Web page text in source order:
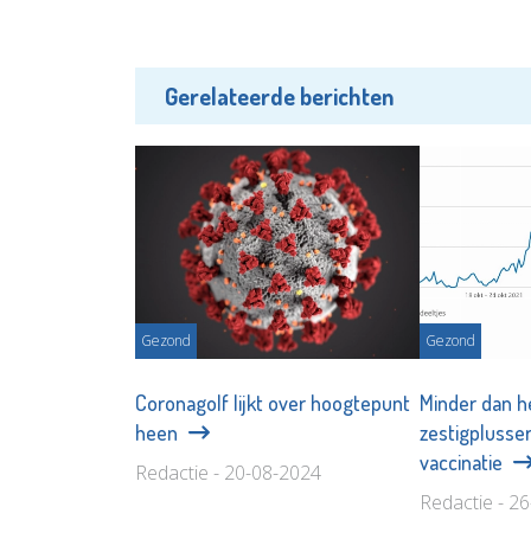
Gerelateerde berichten
Gezond
Coronagolf lijkt over hoogtepunt
heen
Redactie - 20-08-2024
Gezond
Minder dan
vaccinatie
Redactie -